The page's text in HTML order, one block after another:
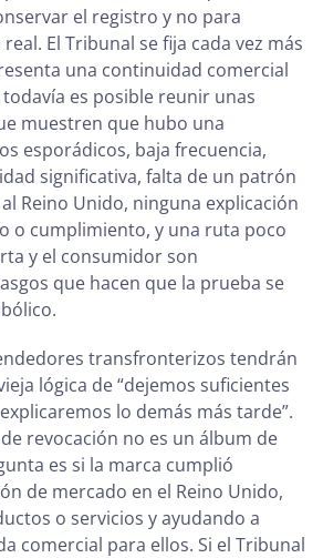
el registro y no para
El Tribunal se fija cada vez más
una continuidad comercial
es posible reunir unas
muestren que hubo una
esporádicos, baja frecuencia,
significativa, falta de un patrón
Reino Unido, ninguna explicación
o cumplimiento, y una ruta poco
y el consumidor son
que hacen que la prueba se
transfronterizos tendrán
lógica de “dejemos suficientes
lo demás más tarde”.
revocación no es un álbum de
es si la marca cumplió
de mercado en el Reino Unido,
o servicios y ayudando a
comercial para ellos. Si el Tribunal